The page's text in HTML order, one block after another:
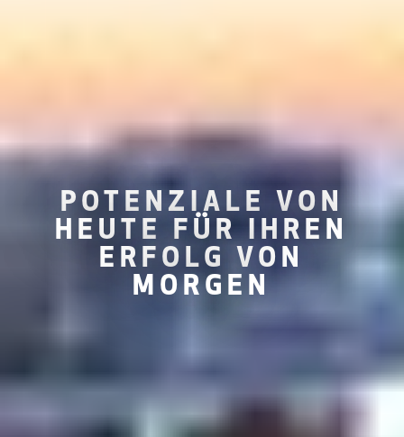
POTENZIALE VON
HEUTE FÜR IHREN
ERFOLG VON
MORGEN